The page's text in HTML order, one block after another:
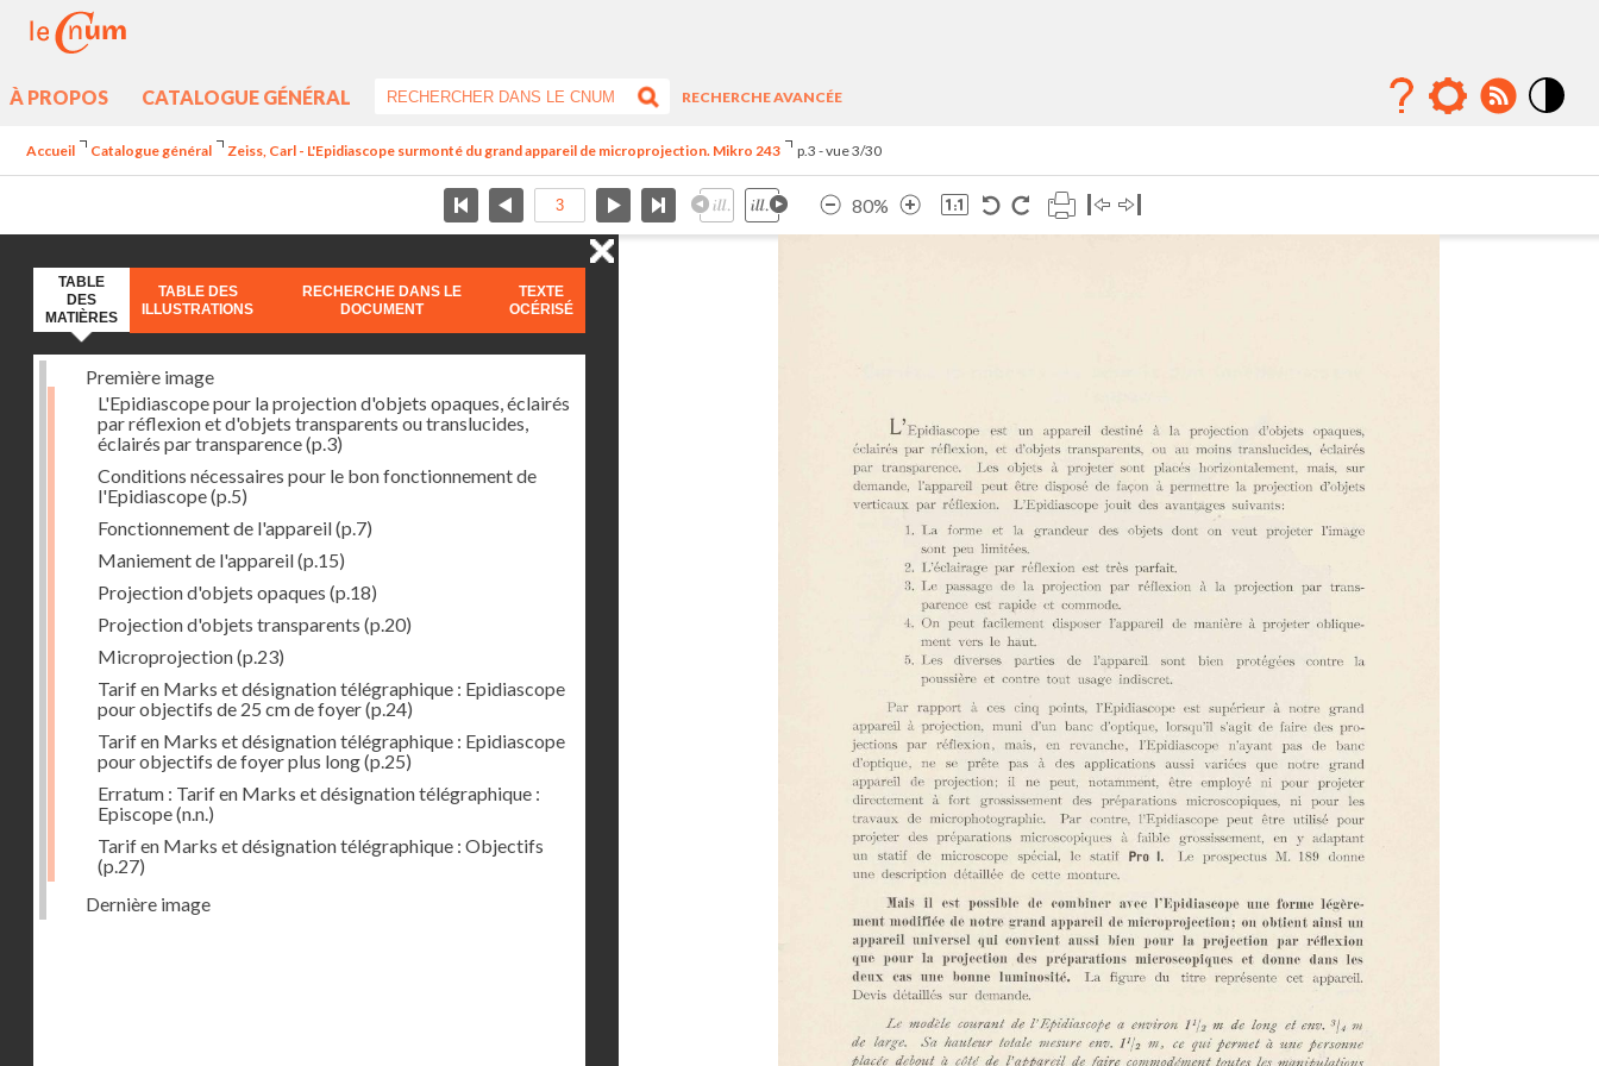
À PROPOS CATALOGUE GÉNÉRAL
RECHERCHE AVANCÉE
Accueil Catalogue général Zeiss, Carl - L'Epidiascope surmonté du grand appareil de microprojection. Mikro 243 p.3 - vue 3/30
80%
TABLE
DES
MATIÈRES
TABLE DES
ILLUSTRATIONS
RECHERCHE DANS LE
DOCUMENT
TEXTE
OCÉRISÉ
Première image
L'Epidiascope pour la projection d'objets opaques, éclairés
par réflexion et d'objets transparents ou translucides,
éclairés par transparence(p.3)
Conditions nécessaires pour le bon fonctionnement de
l'Epidiascope(p.5)
Fonctionnement de l'appareil(p.7)
Maniement de l'appareil(p.15)
Projection d'objets opaques (p.18)
Projection d'objets transparents (p.20)
Microprojection(p.23)
Tarif en Marks et désignation télégraphique : Epidiascope
pour objectifs de 25 cm de foyer(p.24)
Tarif en Marks et désignation télégraphique : Epidiascope
pour objectifs de foyer plus long(p.25)
Erratum : Tarif en Marks et désignation télégraphique :
Episcope(n.n.)
Tarif en Marks et désignation télégraphique : Objectifs
(p.27)
Dernière image